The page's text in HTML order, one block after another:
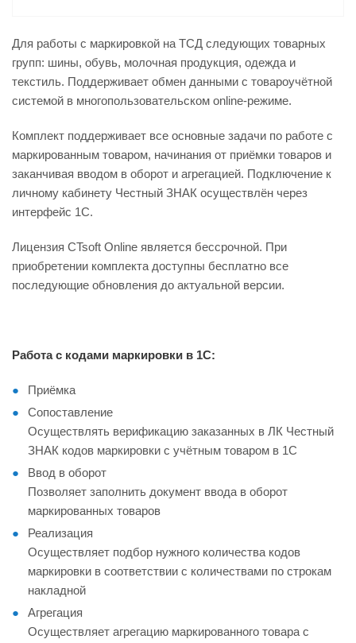
Для работы с маркировкой на ТСД следующих товарных
групп: шины, обувь, молочная продукция, одежда и
текстиль. Поддерживает обмен данными с товароучётной
системой в многопользовательском online-режиме.
Комплект поддерживает все основные задачи по работе с
маркированным товаром, начинания от приёмки товаров и
заканчивая вводом в оборот и агрегацией. Подключение к
личному кабинету Честный ЗНАК осуществлён через
интерфейс 1С.
Лицензия CTsoft Online является бессрочной. При
приобретении комплекта доступны бесплатно все
последующие обновления до актуальной версии.
Работа с кодами маркировки в 1С:
Приёмка
Сопоставление
Осуществлять верификацию заказанных в ЛК Честный
ЗНАК кодов маркировки с учётным товаром в 1С
Ввод в оборот
Позволяет заполнить документ ввода в оборот
маркированных товаров
Реализация
Осуществляет подбор нужного количества кодов
маркировки в соответствии с количествами по строкам
накладной
Агрегация
Осуществляет агрегацию маркированного товара с